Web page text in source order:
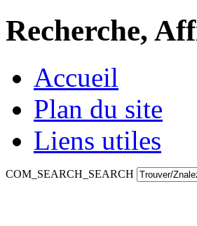
Recherche,
Accueil
Plan du site
Liens utiles
COM_SEARCH_SEARCH